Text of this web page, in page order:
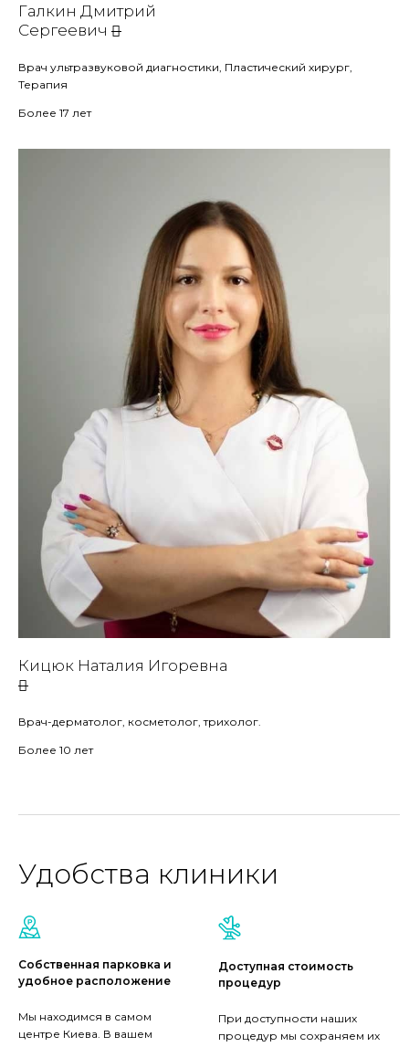
Галкин Дмитрий
Сергеевич
Врач ультразвуковой диагностики, Пластический хирург,
Терапия
Более 17 лет
Кицюк Наталия Игоревна
Врач-дерматолог, косметолог, трихолог.
Более 10 лет
Удобства клиники
Собственная парковка и
удобное расположение
Мы находимся в самом
центре Киева. В вашем
Доступная стоимость
процедур
При доступности наших
процедур мы сохраняем их